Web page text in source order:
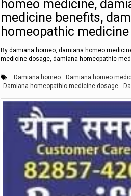
homeo medicine,
medicine benefits,
homeopathic
By damiana homeo, damiana homeo
medicine dosage, damiana homeopathic
Damiana homeo Damiana homeo
Damiana homeopathic medicine dosage